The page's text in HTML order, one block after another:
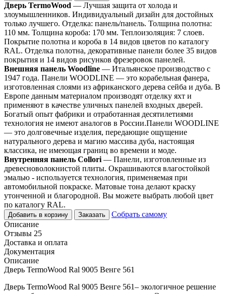
Дверь TermoWood — Лучшая защита от холода и
злоумышленников. Индивидуальный дизайн для достойных
только лучшего. Отделка: панель/панель. Толщина полотна:
110 мм. Толщина короба: 170 мм. Теплоизоляция: 7 слоев.
Покрытие полотна и короба в 14 видов цветов по каталогу
RAL. Отделка полотна, декоративные панели более 35 видов
покрытия и 14 видов рисунков фрезеровок панелей.
Внешняя панель Woodline — Итальянское производство с
1947 года. Панели WOODLINE — это корабельная фанера,
изготовленная слоями из африканского дерева сейба и дуба. В
Европе данным материалом производят отделку яхт и
применяют в качестве уличных панелей входных дверей.
Богатый опыт фабрики и отработанная десятилетиями
технология не имеют аналогов в России.Панели WOODLINE
— это долговечные изделия, передающие ощущение
натурального дерева и магию массива дуба, настоящая
классика, не имеющая границ во времени и моде.
Внутренняя панель Collori — Панели, изготовленные из
древесноволокнистой плиты. Окрашиваются влагостойкой
эмалью - используется технология, применяемая при
автомобильной покраске. Матовые тона делают краску
утонченной и благородной. Вы можете выбрать любой цвет
по каталогу RAL.
Добавить в корзину Заказать
Собрать самому
Описание
Отзывы 25
Доставка и оплата
Документация
Описание
Дверь TermoWood Ral 9005 Венге 561
Дверь TermoWood Ral 9005 Венге 561– экологичное решение